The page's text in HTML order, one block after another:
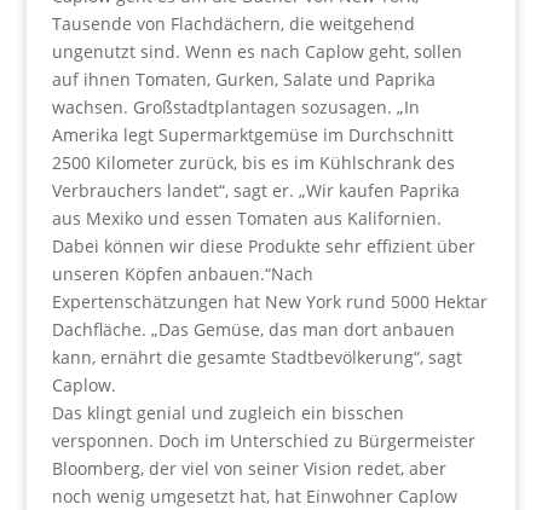
Tausende von Flachdächern, die weitgehend
ungenutzt sind. Wenn es nach Caplow geht, sollen
auf ihnen Tomaten, Gurken, Salate und Paprika
wachsen. Großstadtplantagen sozusagen. „In
Amerika legt Supermarktgemüse im Durchschnitt
2500 Kilometer zurück, bis es im Kühlschrank des
Verbrauchers landet“, sagt er. „Wir kaufen Paprika
aus Mexiko und essen Tomaten aus Kalifornien.
Dabei können wir diese Produkte sehr effizient über
unseren Köpfen anbauen.“Nach
Expertenschätzungen hat New York rund 5000 Hektar
Dachfläche. „Das Gemüse, das man dort anbauen
kann, ernährt die gesamte Stadtbevölkerung“, sagt
Caplow.
Das klingt genial und zugleich ein bisschen
versponnen. Doch im Unterschied zu Bürgermeister
Bloomberg, der viel von seiner Vision redet, aber
noch wenig umgesetzt hat, hat Einwohner Caplow